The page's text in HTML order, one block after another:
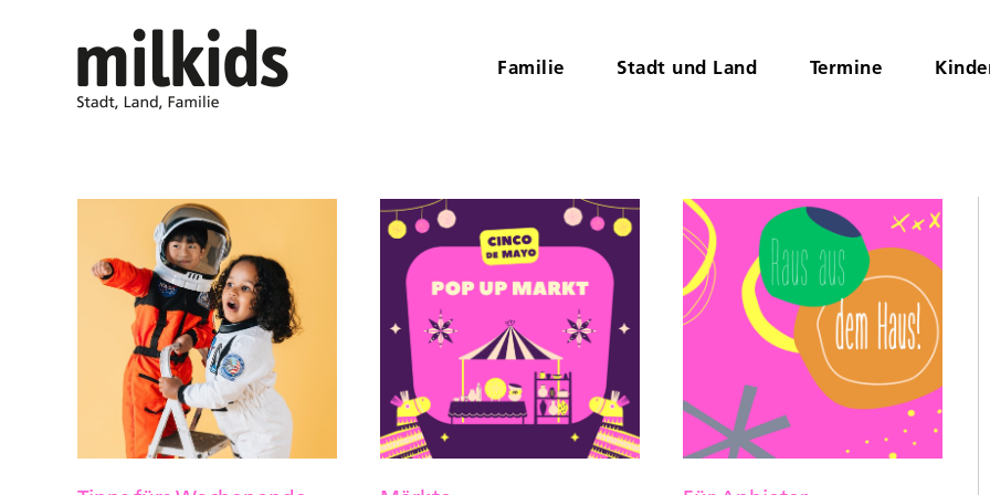
Familie Stadt und Land Termine